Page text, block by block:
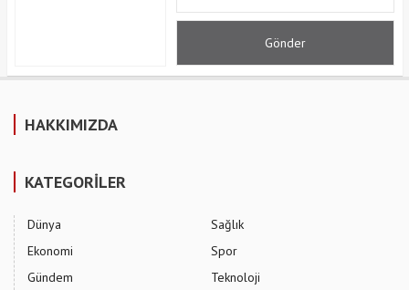
HAKKIMIZDA
KATEGORİLER
Dünya
Ekonomi
Gündem
Sağlık
Spor
Teknoloji